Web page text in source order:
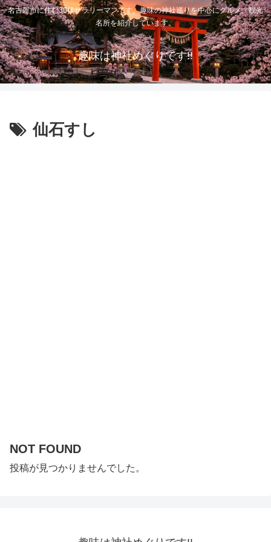
名古屋市に住む30代サラリーマンです。趣味の神社巡りを中心にグルメ、観光
名所を紹介しています。
趣味は神社めぐりです!!
仙石すし
NOT FOUND
投稿が見つかりませんでした。